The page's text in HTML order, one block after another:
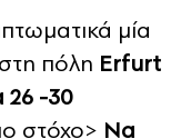
μία
πόλη Erfurt
26 -30
στόχο> Να